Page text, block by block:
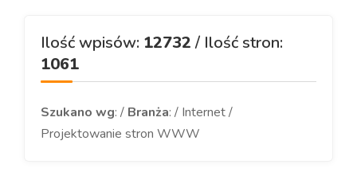
Ilość wpisów: 12732 / Ilość stron:
1061
Szukano wg: / Branża: / Internet /
Projektowanie stron WWW